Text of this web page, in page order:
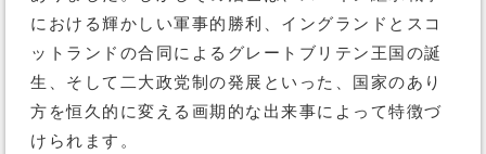
における輝かしい軍事的勝利、イングランドとスコ
ットランドの合同によるグレートブリテン王国の誕
生、そして二大政党制の発展といった、国家のあり
方を恒久的に変える画期的な出来事によって特徴づ
けられます。